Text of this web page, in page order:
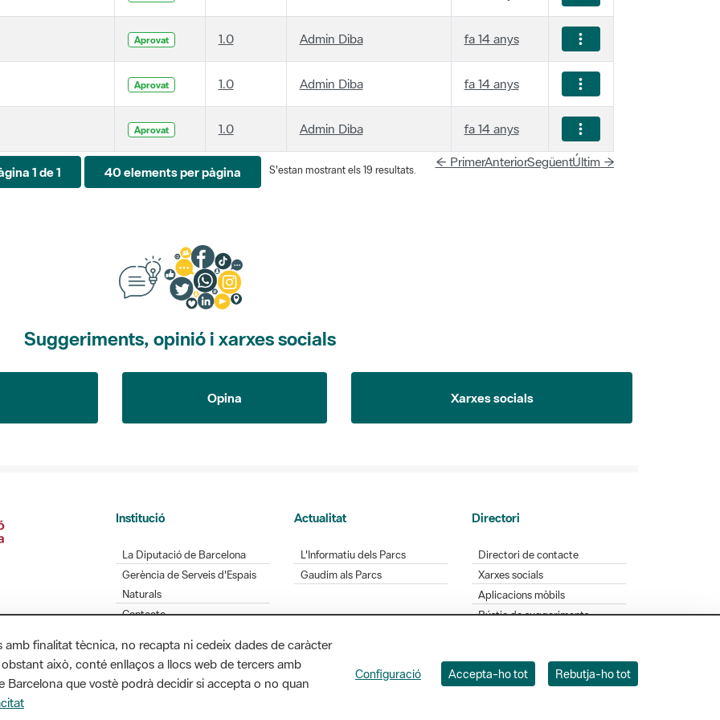
1.0 Admin Diba fa 14 anys
Aprovat 1.0 Admin Diba fa 14 anys
1.0 Admin Diba fa 14 anys
1 de 1 40 elements per pàgina S'estan mostrant els 19 resultats.
SegüentÚltim →
Gerència de Serveis d'Espais
Naturals
Contacte
Gaudim als Parcs
Xarxes socials
Aplicacions mòbils
Bústia de suggeriments
Opineu sobre els parcs
Diputació de Barcelona. Edifici Llacuna, 1a planta. Badajoz, 49. 08005 Barcelona. Tel. 934 022 428
/ xarxaparcs@diba.cat
finalitat tècnica, no recapta ni cedeix dades de caràcter
això, conté enllaços a llocs web de tercers amb
Barcelona que vostè podrà decidir si accepta o no quan
Configuració Accepta-ho tot Rebutja-ho tot